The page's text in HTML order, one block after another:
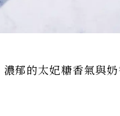
郁的太妃糖香氣與